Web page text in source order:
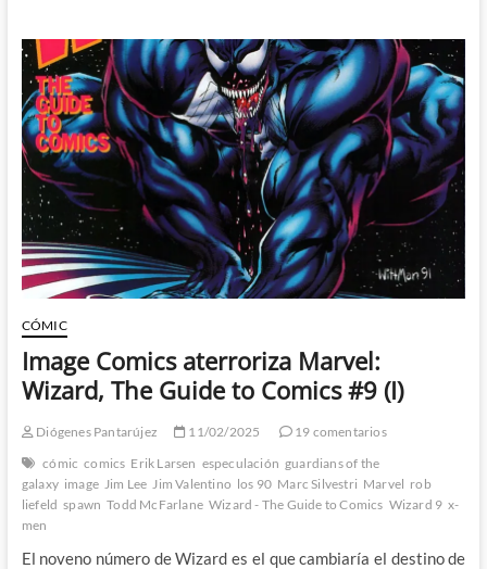
de
Image:
Wizard,
The
Guide
to
Comics
#9
(II)
CÓMIC
Image Comics aterroriza Marvel:
Wizard, The Guide to Comics #9 (I)
Diógenes Pantarújez 11/02/2025
19 comentarios
cómic comics Erik Larsen especulación guardians of the
galaxy image Jim Lee Jim Valentino los 90 Marc Silvestri Marvel rob
liefeld spawn Todd McFarlane Wizard - The Guide to Comics Wizard 9 x-
men
El noveno número de Wizard es el que cambiaría el destino de